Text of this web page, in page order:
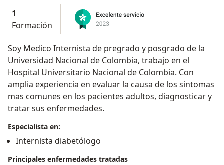
1
Formación
Soy Medico Internista de pregrado y posgrado de la
Universidad Nacional de Colombia, trabajo en el
Hospital Universitario Nacional de Colombia. Con
amplia experiencia en evaluar la causa de los sintomas
mas comunes en los pacientes adultos, diagnosticar y
tratar sus enfermedades.
Especialista en:
Internista diabetólogo
Principales enfermedades tratadas